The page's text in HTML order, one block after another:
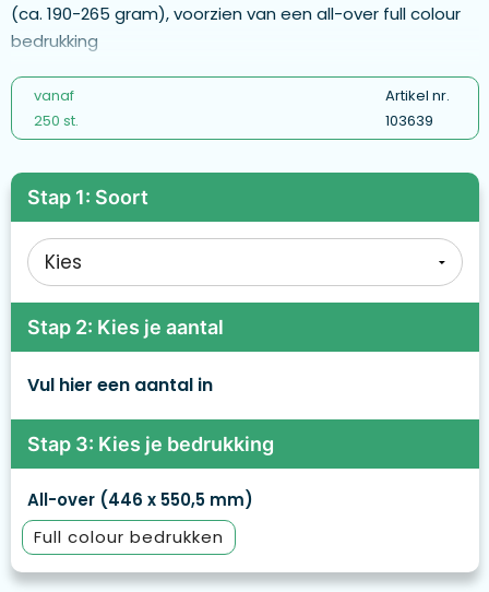
(ca. 190-265 gram), voorzien van een all-over full colour
bedrukking
vanaf
250 st.
Artikel nr.
103639
Stap 1: Soort
Stap 2: Kies je aantal
Vul hier een aantal in
Stap 3: Kies je bedrukking
All-over (446 x 550,5 mm)
Full colour